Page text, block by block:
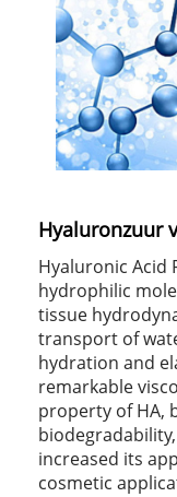
Hyaluronzuur
Hyaluronic Acid
hydrophilic
tissue
transport of
hydration and
remarkable
property of HA,
increased its
cosmetic